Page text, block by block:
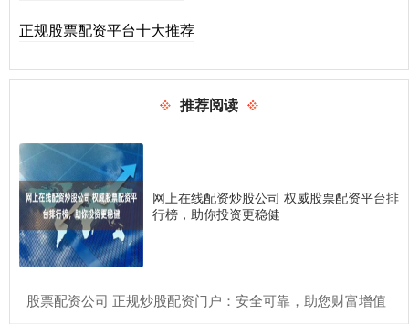
正规股票配资平台十大推荐
推荐阅读
网上在线配资炒股公司 权威股票配资平台排
行榜，助你投资更稳健
​股票配资公司 正规炒股配资门户：安全可靠，助您财富增值